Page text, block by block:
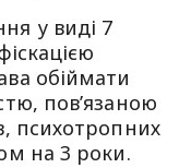
у виді 7
обіймати
пов’язаною
психотропних
на 3 роки.